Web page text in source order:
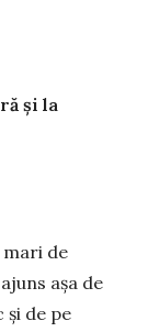
și la
de
așa de
de pe